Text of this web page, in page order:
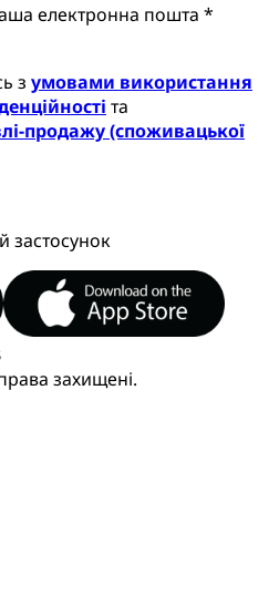
електронна пошта *
з умовами використання
та
продажу (споживацької
застосунок
захищені.